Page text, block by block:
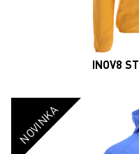
INOV8
NOVINKA